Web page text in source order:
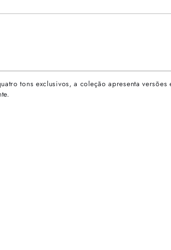
tons exclusivos, a coleção apresenta versões